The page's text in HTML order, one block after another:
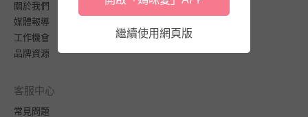
關於我們
媒體報導
工作機會
品牌資源
客服中心
常見問題
繼續使用網頁版